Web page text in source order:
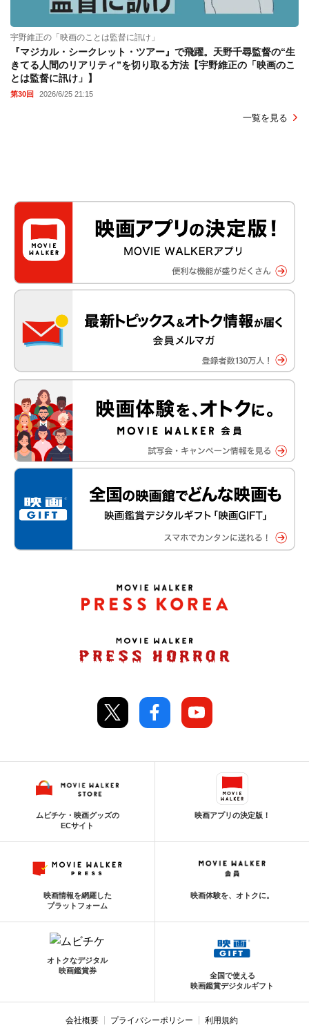
宇野維正の「映画のことは監督に訊け」
『マジカル・シークレット・ツアー』で飛躍。天野千尋監督の“生
きてる人間のリアリティ”を切り取る方法【宇野維正の「映画のこ
とは監督に訊け」】
第30回 2026/6/25 21:15
一覧を見る
ムビチケ・映画グッズの
ECサイト
映画アプリの決定版！
映画情報を網羅した
プラットフォーム
映画体験を、オトクに。
オトクなデジタル
映画鑑賞券
全国で使える
映画鑑賞デジタルギフト
会社概要 プライバシーポリシー 利用規約